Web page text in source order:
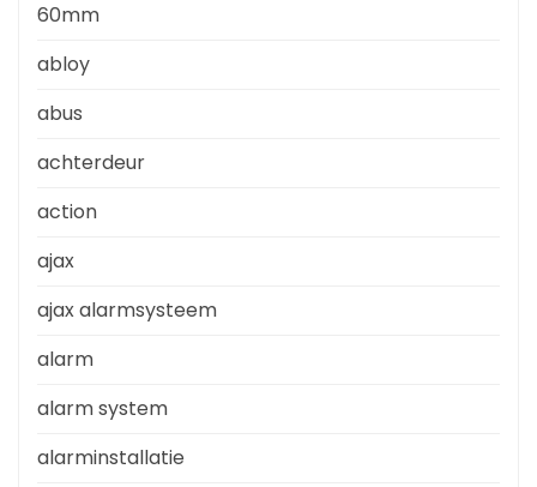
60mm
abloy
abus
achterdeur
action
ajax
ajax alarmsysteem
alarm
alarm system
alarminstallatie